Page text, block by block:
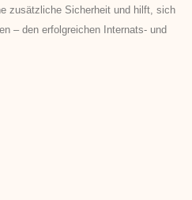
zusätzliche Sicherheit und hilft, sich
– den erfolgreichen Internats- und